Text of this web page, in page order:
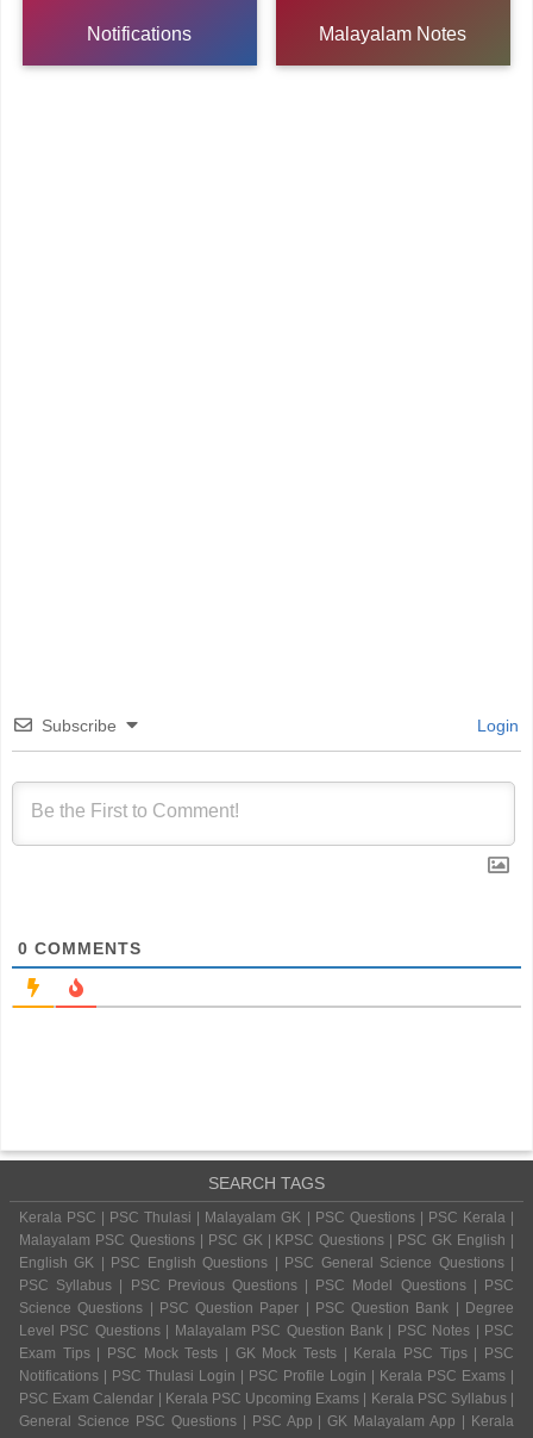
Notifications Malayalam Notes
Subscribe Login
0 COMMENTS
SEARCH TAGS
Kerala PSC | PSC Thulasi | Malayalam GK | PSC Questions | PSC Kerala |
Malayalam PSC Questions | PSC GK | KPSC Questions | PSC GK English |
English GK | PSC English Questions | PSC General Science Questions |
PSC Syllabus | PSC Previous Questions | PSC Model Questions | PSC
Science Questions | PSC Question Paper | PSC Question Bank | Degree
Level PSC Questions | Malayalam PSC Question Bank | PSC Notes | PSC
Exam Tips | PSC Mock Tests | GK Mock Tests | Kerala PSC Tips | PSC
Notifications | PSC Thulasi Login | PSC Profile Login | Kerala PSC Exams |
PSC Exam Calendar | Kerala PSC Upcoming Exams | Kerala PSC Syllabus |
General Science PSC Questions | PSC App | GK Malayalam App | Kerala